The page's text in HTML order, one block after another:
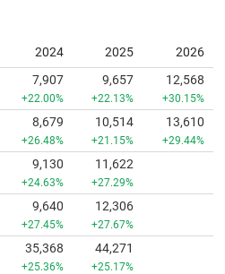
2024 2025
2026
7,907
+22.00%
9,657
+22.13%
12,568
+30.15%
8,679
+26.48%
10,514
+21.15%
13,610
+29.44%
9,130
+24.63%
11,622
+27.29%
9,640
+27.45%
12,306
+27.67%
35,368
+25.36%
44,271
+25.17%